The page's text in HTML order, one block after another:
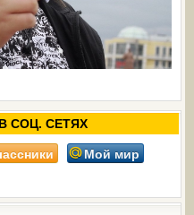
СОЦ. СЕТЯХ
Мой мир